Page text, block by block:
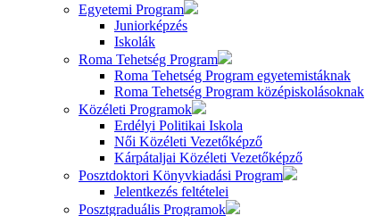
Egyetemi Program
Juniorképzés
Iskolák
Roma Tehetség Program
Roma Tehetség Program egyetemistáknak
Roma Tehetség Program középiskolásoknak
Közéleti Programok
Erdélyi Politikai Iskola
Női Közéleti Vezetőképző
Kárpátaljai Közéleti Vezetőképző
Posztdoktori Könyvkiadási Program
Jelentkezés feltételei
Posztgraduális Programok